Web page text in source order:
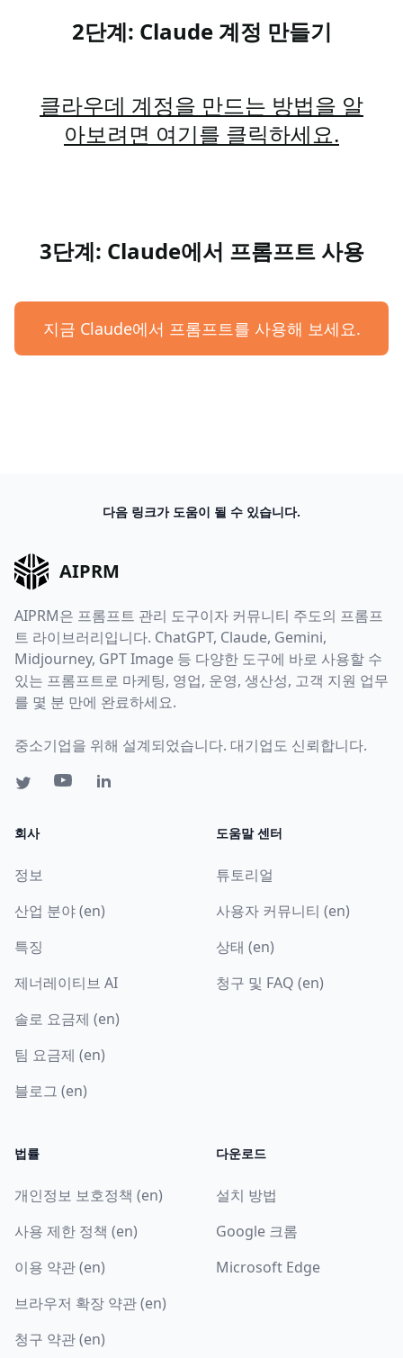
2단계: Claude 계정 만들기
클라우데 계정을 만드는 방법을 알
아보려면 여기를 클릭하세요.
3단계: Claude에서 프롬프트 사용
지금 Claude에서 프롬프트를 사용해 보세요.
다음 링크가 도움이 될 수 있습니다.
AIPRM
AIPRM은 프롬프트 관리 도구이자 커뮤니티 주도의 프롬프
트 라이브러리입니다. ChatGPT, Claude, Gemini,
Midjourney, GPT Image 등 다양한 도구에 바로 사용할 수
있는 프롬프트로 마케팅, 영업, 운영, 생산성, 고객 지원 업무
를 몇 분 만에 완료하세요.
중소기업을 위해 설계되었습니다. 대기업도 신뢰합니다.
회사
정보
산업 분야 (en)
특징
제너레이티브 AI
솔로 요금제 (en)
팀 요금제 (en)
블로그 (en)
도움말 센터
튜토리얼
사용자 커뮤니티 (en)
상태 (en)
청구 및 FAQ (en)
법률
개인정보 보호정책 (en)
사용 제한 정책 (en)
이용 약관 (en)
브라우저 확장 약관 (en)
청구 약관 (en)
다운로드
설치 방법
Google 크롬
Microsoft Edge